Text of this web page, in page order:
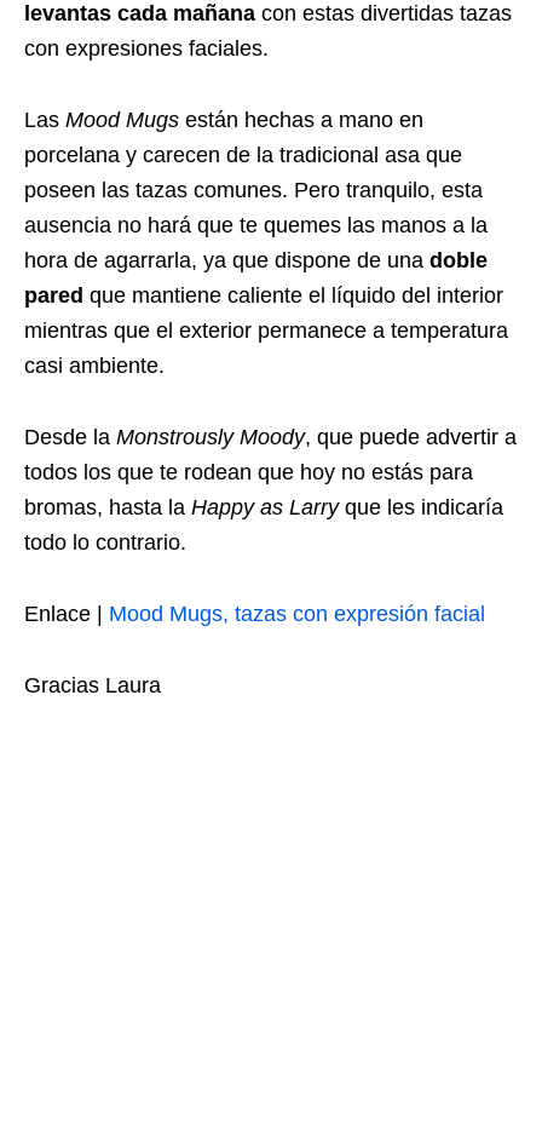
levantas cada mañana con estas divertidas tazas
con expresiones faciales.
Las Mood Mugs están hechas a mano en
porcelana y carecen de la tradicional asa que
poseen las tazas comunes. Pero tranquilo, esta
ausencia no hará que te quemes las manos a la
hora de agarrarla, ya que dispone de una doble
pared que mantiene caliente el líquido del interior
mientras que el exterior permanece a temperatura
casi ambiente.
Desde la Monstrously Moody, que puede advertir a
todos los que te rodean que hoy no estás para
bromas, hasta la Happy as Larryque les indicaría
todo lo contrario.
Enlace | Mood Mugs, tazas con expresión facial
Gracias Laura